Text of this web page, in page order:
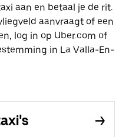
aan en betaal je de rit.
aanvraagt of een
log in op Uber.com of
in La Valla-En-